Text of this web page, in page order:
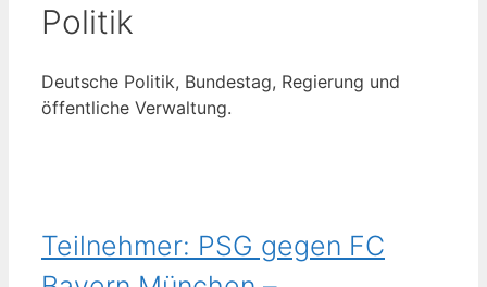
Politik
Deutsche Politik, Bundestag, Regierung und
öffentliche Verwaltung.
Teilnehmer: PSG gegen FC